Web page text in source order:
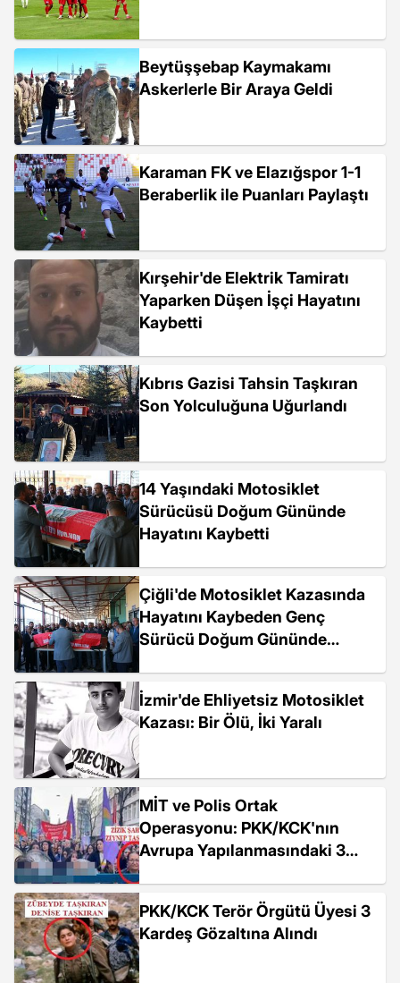
Beytüşşebap Kaymakamı
Askerlerle Bir Araya Geldi
Karaman FK ve Elazığspor 1-1
Beraberlik ile Puanları Paylaştı
Kırşehir'de Elektrik Tamiratı
Yaparken Düşen İşçi Hayatını
Kaybetti
Kıbrıs Gazisi Tahsin Taşkıran
Son Yolculuğuna Uğurlandı
14 Yaşındaki Motosiklet
Sürücüsü Doğum Gününde
Hayatını Kaybetti
Çiğli'de Motosiklet Kazasında
Hayatını Kaybeden Genç
Sürücü Doğum Gününde
İzmir'de Ehliyetsiz Motosiklet
Kazası: Bir Ölü, İki Yaralı
MİT ve Polis Ortak
Operasyonu: PKK/KCK'nın
Avrupa Yapılanmasındaki 3
PKK/KCK Terör Örgütü Üyesi 3
Kardeş Gözaltına Alındı